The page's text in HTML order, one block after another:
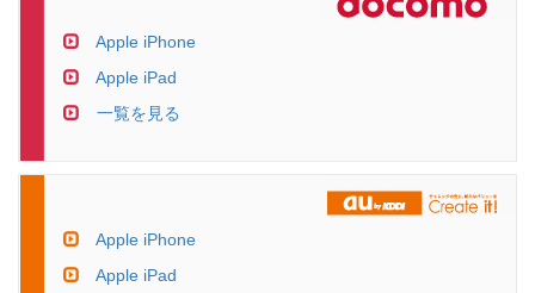
Apple iPhone
Apple iPad
一覧を見る
Apple iPhone
Apple iPad